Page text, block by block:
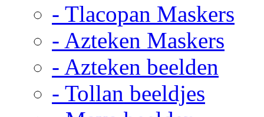
- Tlacopan Maskers
- Azteken Maskers
- Azteken beelden
- Tollan beeldjes